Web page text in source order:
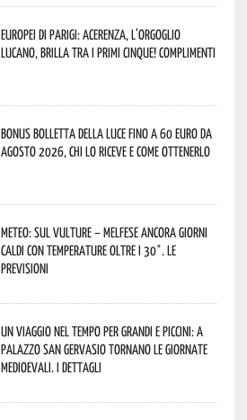
Europei di Parigi: Acerenza, l’orgoglio
lucano, brilla tra i primi cinque! Complimenti
Bonus bolletta della luce fino a 60 euro da
agosto 2026, chi lo riceve e come ottenerlo
Meteo: sul Vulture – melfese ancora giorni
caldi con temperature oltre i 30°. Le
previsioni
Un viaggio nel tempo per grandi e piccini: a
Palazzo San Gervasio tornano le Giornate
Medioevali. I dettagli